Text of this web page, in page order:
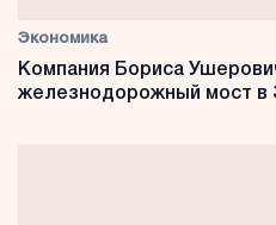
Экономика
Компания Бориса
железнодорожный мост в